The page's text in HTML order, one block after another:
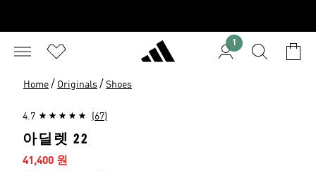
1
Home / Originals / Shoes
4.7 (67)
아딜렛 22
세일 가격
41,400 원